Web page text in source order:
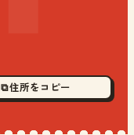
⧉ 住所をコピー